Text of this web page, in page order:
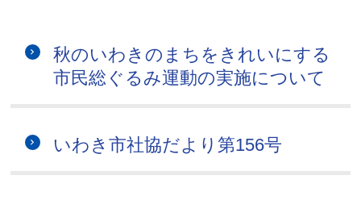
秋のいわきのまちをきれいにする
市民総ぐるみ運動の実施について
いわき市社協だより第156号